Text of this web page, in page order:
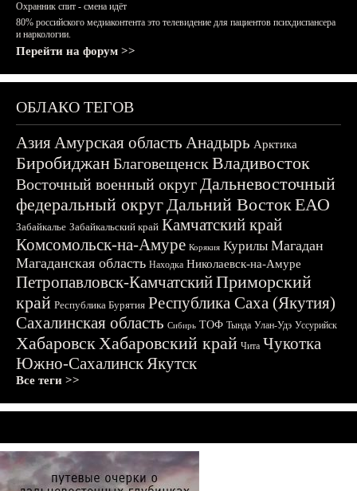
Охранник спит - смена идёт
80% российского медиаконтента это телевидение для пациентов психдиспансера
и наркологии.
Перейти на форум >>
ОБЛАКО ТЕГОВ
АзияАмурская область Анадырь Арктика
БиробиджанБлаговещенскВладивосток
Восточный военный округДальневосточный
федеральный округДальний ВостокЕАО
Забайкалье Забайкальский край Камчатский край
Комсомольск-на-Амуре Корякия Курилы Магадан
Магаданская область Находка Николаевск-на-Амуре
Петропавловск-КамчатскийПриморский
край Республика Бурятия Республика Саха (Якутия)
Сахалинская область Сибирь ТОФ Тында Улан-Удэ Уссурийск
ХабаровскХабаровский край Чита Чукотка
Южно-СахалинскЯкутск
Все теги >>